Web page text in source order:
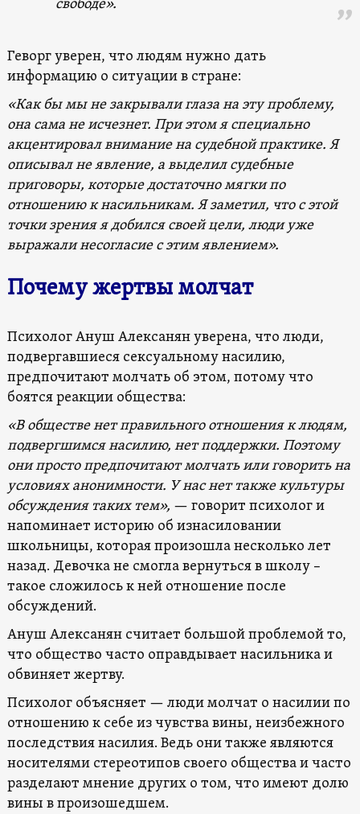
свободе».
Геворг уверен, что людям нужно дать
информацию о ситуации в стране:
«Как бы мы не закрывали глаза на эту проблему,
она сама не исчезнет. При этом я специально
акцентировал внимание на судебной практике. Я
описывал не явление, а выделил судебные
приговоры, которые достаточно мягки по
отношению к насильникам. Я заметил, что с этой
точки зрения я добился своей цели, люди уже
выражали несогласие с этим явлением».
Почему жертвы молчат
Психолог Ануш Алексанян уверена, что люди,
подвергавшиеся сексуальному насилию,
предпочитают молчать об этом, потому что
боятся реакции общества:
«В обществе нет правильного отношения к людям,
подвергшимся насилию, нет поддержки. Поэтому
они просто предпочитают молчать или говорить на
условиях анонимности. У нас нет также культуры
обсуждения таких тем», — говорит психолог и
напоминает историю об изнасиловании
школьницы, которая произошла несколько лет
назад. Девочка не смогла вернуться в школу –
такое сложилось к ней отношение после
обсуждений.
Ануш Алексанян считает большой проблемой то,
что общество часто оправдывает насильника и
обвиняет жертву.
Психолог объясняет — люди молчат о насилии по
отношению к себе из чувства вины, неизбежного
последствия насилия. Ведь они также являются
носителями стереотипов своего общества и часто
разделают мнение других о том, что имеют долю
вины в произошедшем.